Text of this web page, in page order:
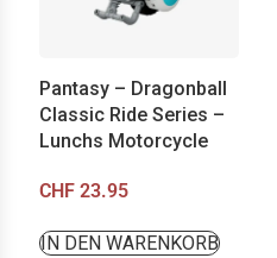
Pantasy – Dragonball
Classic Ride Series –
Lunchs Motorcycle
CHF 23.95
IN DEN WARENKORB